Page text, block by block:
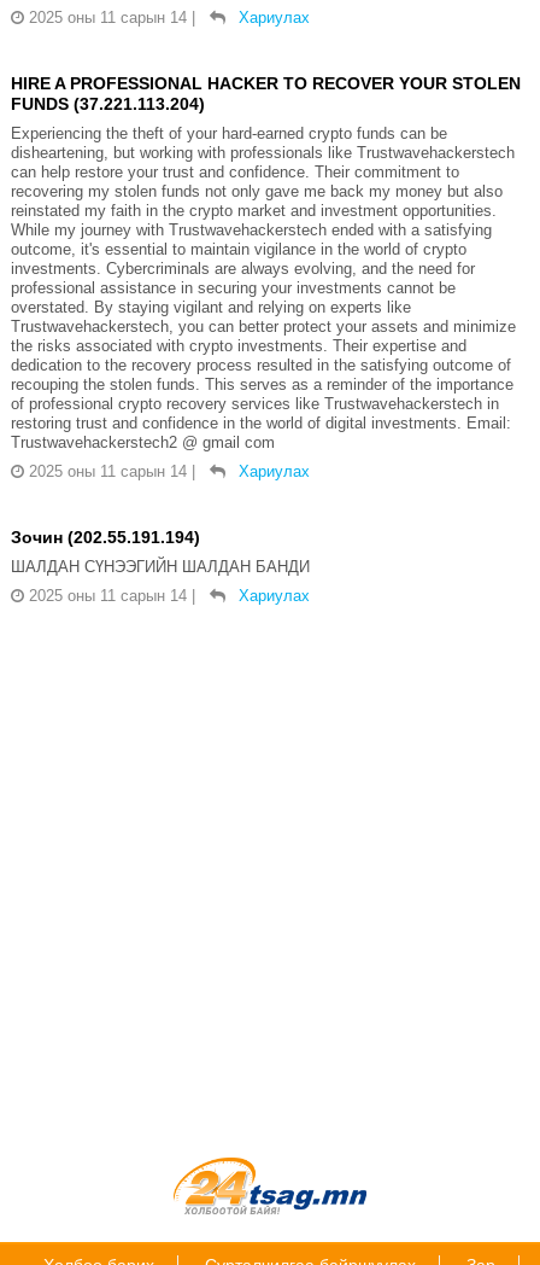
2025 оны 11 сарын 14
Хариулах
HIRE A PROFESSIONAL HACKER TO RECOVER YOUR STOLEN
FUNDS (37.221.113.204)
Experiencing the theft of your hard-earned crypto funds can be
disheartening, but working with professionals like Trustwavehackerstech
can help restore your trust and confidence. Their commitment to
recovering my stolen funds not only gave me back my money but also
reinstated my faith in the crypto market and investment opportunities.
While my journey with Trustwavehackerstech ended with a satisfying
outcome, it's essential to maintain vigilance in the world of crypto
investments. Cybercriminals are always evolving, and the need for
professional assistance in securing your investments cannot be
overstated. By staying vigilant and relying on experts like
Trustwavehackerstech, you can better protect your assets and minimize
the risks associated with crypto investments. Their expertise and
dedication to the recovery process resulted in the satisfying outcome of
recouping the stolen funds. This serves as a reminder of the importance
of professional crypto recovery services like Trustwavehackerstech in
restoring trust and confidence in the world of digital investments. Email:
Trustwavehackerstech2 @ gmail com
2025 оны 11 сарын 14
Хариулах
Зочин (202.55.191.194)
ШАЛДАН СҮНЭЭГИЙН ШАЛДАН БАНДИ
2025 оны 11 сарын 14
Хариулах